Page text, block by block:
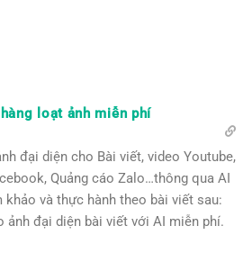
loạt ảnh miễn phí
đại diện cho Bài viết, video Youtube,
Quảng cáo Zalo…thông qua AI
khảo và thực hành theo bài viết sau:
ảnh đại diện bài viết với AI miễn phí.